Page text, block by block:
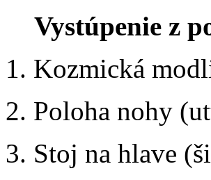
Vystúpenie z
1. Kozmická
2. Poloha nohy
3. Stoj na hlave